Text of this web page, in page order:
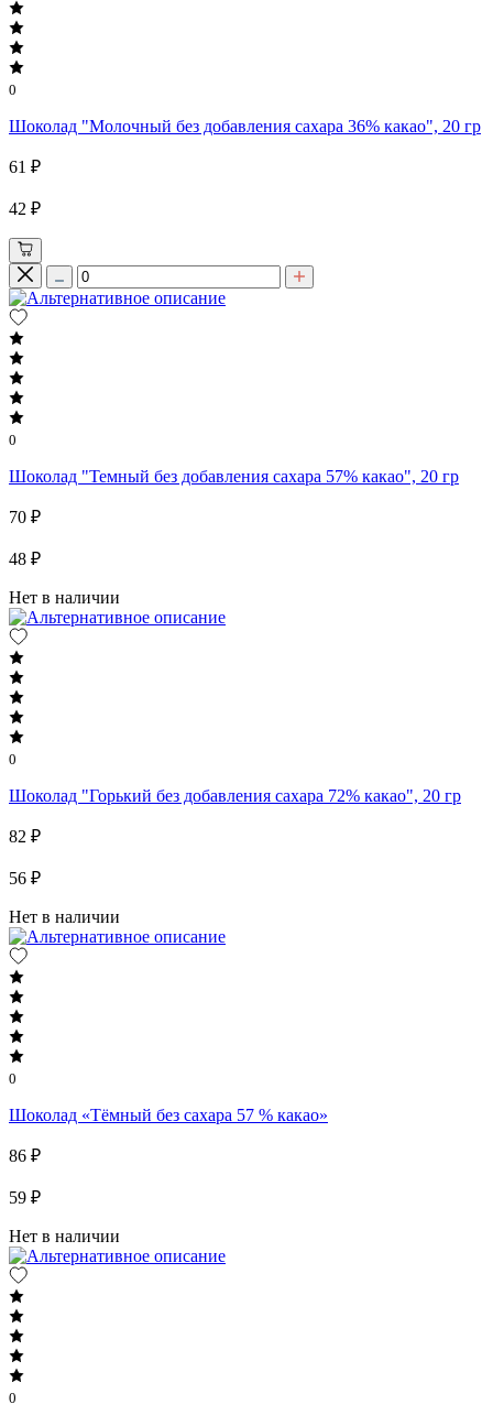
0
Шоколад "Молочный без добавления сахара 36% какао", 20 гр
61 ₽
42 ₽
0
Шоколад "Темный без добавления сахара 57% какао", 20 гр
70 ₽
48 ₽
Нет в наличии
0
Шоколад "Горький без добавления сахара 72% какао", 20 гр
82 ₽
56 ₽
Нет в наличии
0
Шоколад «Тёмный без сахара 57 % какао»
86 ₽
59 ₽
Нет в наличии
0